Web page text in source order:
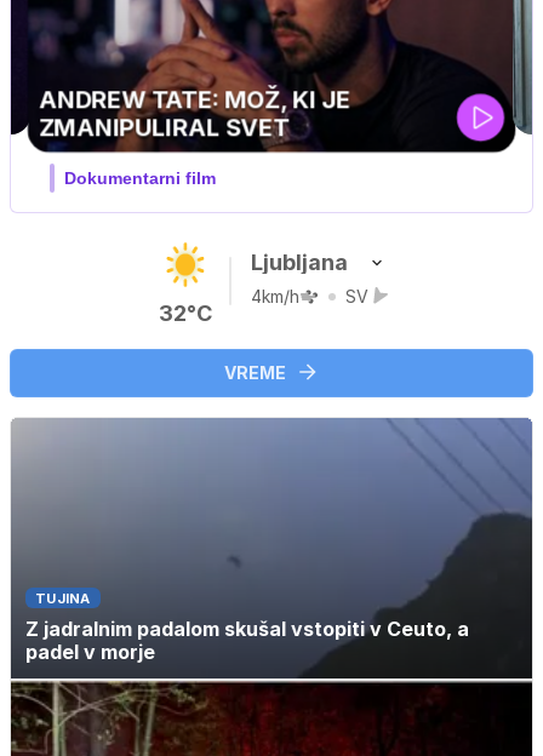
MOJ PRIJATELJ PINGVIN
Film meseca / družinski, pustolovski
32°C
Ljubljana
4km/h SV
VREME
TUJINA
Z jadralnim padalom skušal vstopiti v Ceuto, a
padel v morje